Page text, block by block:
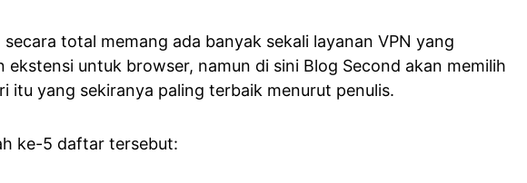
total memang ada banyak sekali layanan VPN yang
ekstensi untuk browser, namun di sini Blog Second akan memilih
itu yang sekiranya paling terbaik menurut penulis.
ke-5 daftar tersebut: